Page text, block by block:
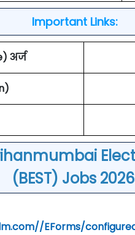
Important Links:
अर्ज
(BEST) Jobs
EForms/